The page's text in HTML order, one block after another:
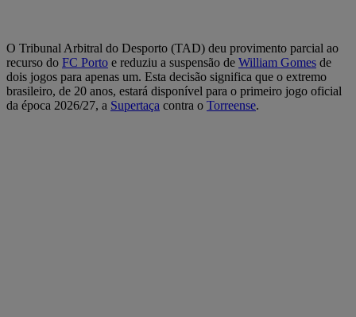
O Tribunal Arbitral do Desporto (TAD) deu provimento parcial ao
recurso do FC Porto e reduziu a suspensão de William Gomes de
dois jogos para apenas um. Esta decisão significa que o extremo
brasileiro, de 20 anos, estará disponível para o primeiro jogo oficial
da época 2026/27, a Supertaça contra o Torreense.